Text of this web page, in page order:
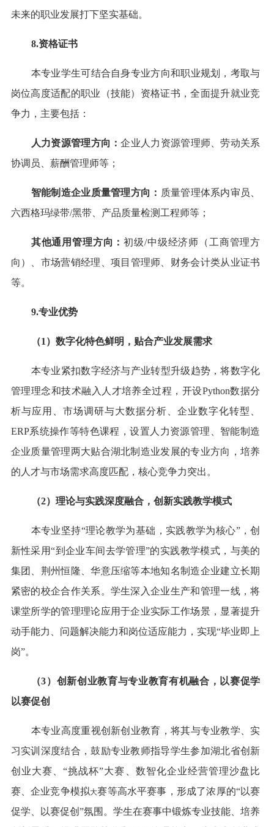
未来的职业发展打下坚实基础。
8.资格证书
本专业学生可结合自身专业方向和职业规划，考取与
岗位高度适配的职业（技能）资格证书，全面提升就业竞
争力，主要包括：
人力资源管理方向 ：企业人力资源管理师、劳动关系
协调员、薪酬管理师等；
智能制造企业质量管理方向 ： 质量管理体系内审员、
六西格玛绿带/黑带、产品质量检测工程师等；
其他通用管理方向 ：初级/中级经济师（工商管理方
向）
、市场营销经理、项目管理师、财务会计类从业证书
等。
9.专业优势
（1）数字化特色鲜明，贴合产业发展需求
本专业紧扣数字经济与产业转型升级趋势，将数字化
管理理念和技术融入人才培养全过程，开设Python数据分
析与应用、市场调研与大数据分析、企业数字化转型、
ERP系统操作等特色课程，设置人力资源管理、智能制造
企业质量管理两大贴合湖北制造业发展的专业方向，培养
的人才与市场需求高度匹配，核心竞争力突出。
（2）理论与实践深度融合，创新实践教学模式
本专业坚持“理论教学为基础，实践教学为核心”，创
新性采用“到企业车间去学管理”的实践教学模式，与美的
集团、荆州恒隆、华意压缩等本地知名制造企业建立长期
紧密的校企合作关系。学生深入企业生产和管理一线，将
课堂所学的管理理论应用于企业实际工作场景，显著提升
动手能力、问题解决能力和岗位适应能力，实现“毕业即上
岗”。
（3）创新创业教育与专业教育有机融合，以赛促学
以赛促创
本专业高度重视创新创业教育，将其与专业教学、实
习实训深度结合，鼓励专业教师指导学生参加湖北省创新
创业大赛、“挑战杯”大赛、数智化企业经营管理沙盘比
赛、企业竞争模拟大赛等高水平赛事，形成了浓厚的“以赛
促学、以赛促创”氛围。学生在赛事中锻炼专业技能、培养